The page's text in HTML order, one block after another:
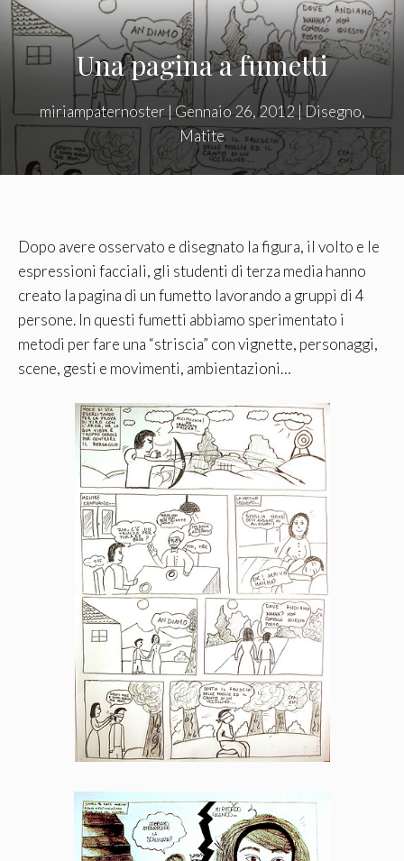
Una pagina a fumetti
miriampaternoster |Gennaio 26, 2012 | Disegno,
Matite
Dopo avere osservato e disegnato la figura, il volto e le
espressioni facciali, gli studenti di terza media hanno
creato la pagina di un fumetto lavorando a gruppi di 4
persone. In questi fumetti abbiamo sperimentato i
metodi per fare una “striscia” con vignette, personaggi,
scene, gesti e movimenti, ambientazioni…